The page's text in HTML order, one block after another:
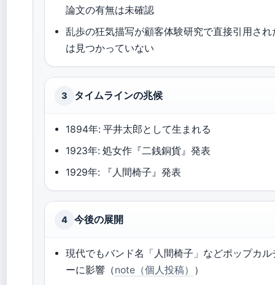
論文の有無は未確認
乱歩の狂気描写が顧客体験研究で直接引用され
は見つかっていない
3 タイムラインの兆候
1894年: 平井太郎として生まれる
1923年: 処女作『二銭銅貨』発表
1929年: 『人間椅子』発表
4 今後の展開
現代でもバンド名「人間椅子」などポップカル
ーに影響（note（個人投稿） ）